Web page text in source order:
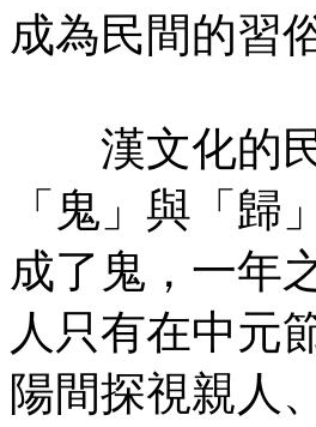
成為民間的習
漢文化的民
「鬼」與「
成了鬼，一年
人只有在中元
陽間探視親人